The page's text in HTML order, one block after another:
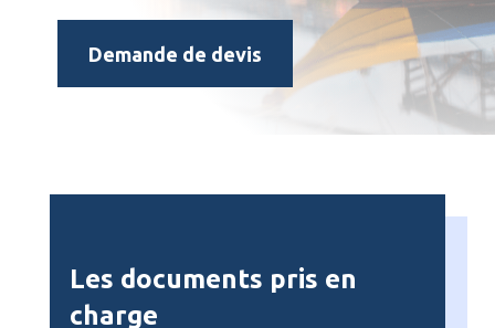
Demande de devis
Les documents pris en
charge